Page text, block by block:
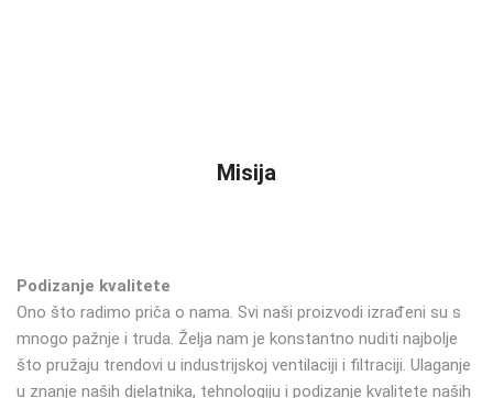
Misija
Podizanje kvalitete
Ono što radimo priča o nama. Svi naši proizvodi izrađeni su s
mnogo pažnje i truda. Želja nam je konstantno nuditi najbolje
što pružaju trendovi u industrijskoj ventilaciji i filtraciji. Ulaganje
u znanje naših djelatnika, tehnologiju i podizanje kvalitete naših